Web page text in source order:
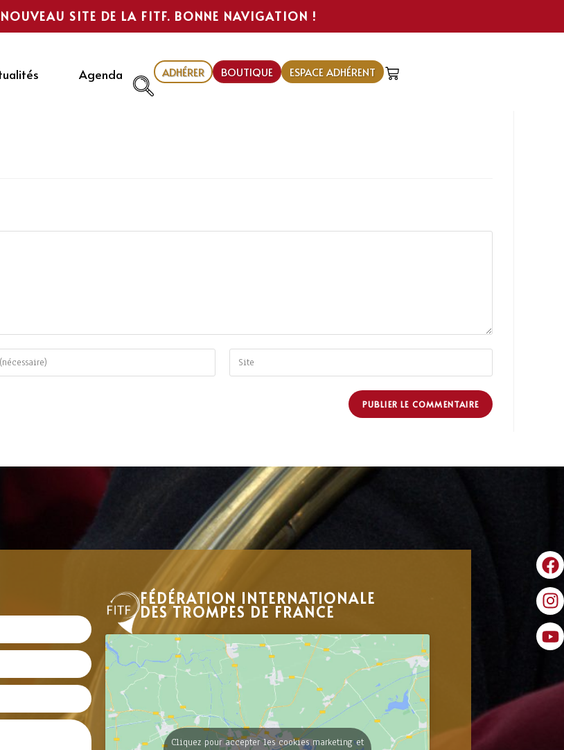
NOUVEAU SITE DE LA FITF. BONNE NAVIGATION !
Agenda
ADHÉRER BOUTIQUE ESPACE ADHÉRENT
FÉDÉRATION INTERNATIONALE
DES TROMPES DE FRANCE
Cliquez pour accepter les cookies marketing et